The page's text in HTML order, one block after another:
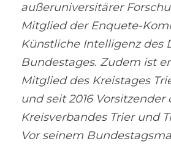
außeruniversitärer
Mitglied der Enquete-
Künstliche Intelligenz des
Bundestages. Zudem ist
Mitglied des Kreistages
und seit 2016 Vorsitzender
Kreisverbandes Trier und
Vor seinem